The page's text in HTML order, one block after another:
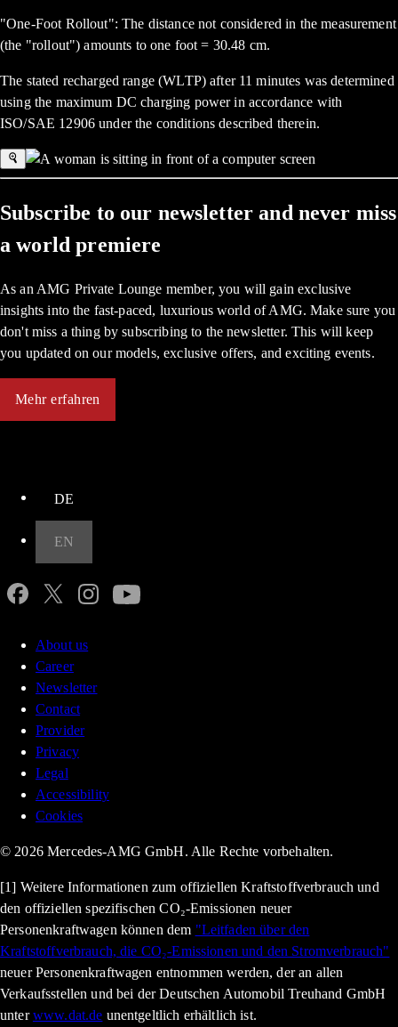
"One-Foot Rollout": The distance not considered in the measurement
(the "rollout") amounts to one foot = 30.48 cm.
The stated recharged range (WLTP) after 11 minutes was determined
using the maximum DC charging power in accordance with
ISO/SAE 12906 under the conditions described therein.
Subscribe to our newsletter and never miss
a world premiere
As an AMG Private Lounge member, you will gain exclusive
insights into the fast-paced, luxurious world of AMG. Make sure you
don't miss a thing by subscribing to the newsletter. This will keep
you updated on our models, exclusive offers, and exciting events.
Mehr erfahren
DE
EN
About us
Career
Newsletter
Contact
Provider
Privacy
Legal
Accessibility
Cookies
© 2026 Mercedes-AMG GmbH. Alle Rechte vorbehalten.
[1] Weitere Informationen zum offiziellen Kraftstoffverbrauch und
den offiziellen spezifischen CO₂-Emissionen neuer
Personenkraftwagen können dem "Leitfaden über den
Kraftstoffverbrauch, die CO₂-Emissionen und den Stromverbrauch"
neuer Personenkraftwagen entnommen werden, der an allen
Verkaufsstellen und bei der Deutschen Automobil Treuhand GmbH
unterwww.dat.de unentgeltlich erhältlich ist.